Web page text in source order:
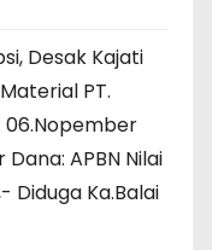
Desak Kajati
PT.
06.Nopember
APBN Nilai
Diduga Ka.Balai